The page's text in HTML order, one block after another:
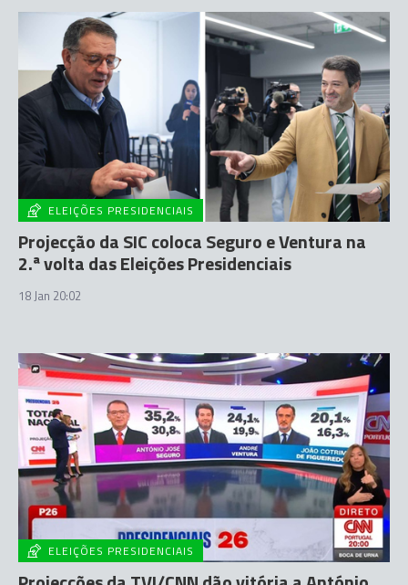
ELEIÇÕES PRESIDENCIAIS
Projecção da SIC coloca Seguro e Ventura na
2.ª volta das Eleições Presidenciais
18 Jan 20:02
ELEIÇÕES PRESIDENCIAIS